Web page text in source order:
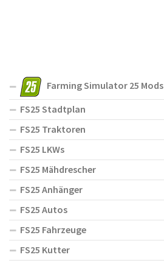
Farming Simulator 25 Mods
FS25 Stadtplan
FS25 Traktoren
FS25 LKWs
FS25 Mähdrescher
FS25 Anhänger
FS25 Autos
FS25 Fahrzeuge
FS25 Kutter